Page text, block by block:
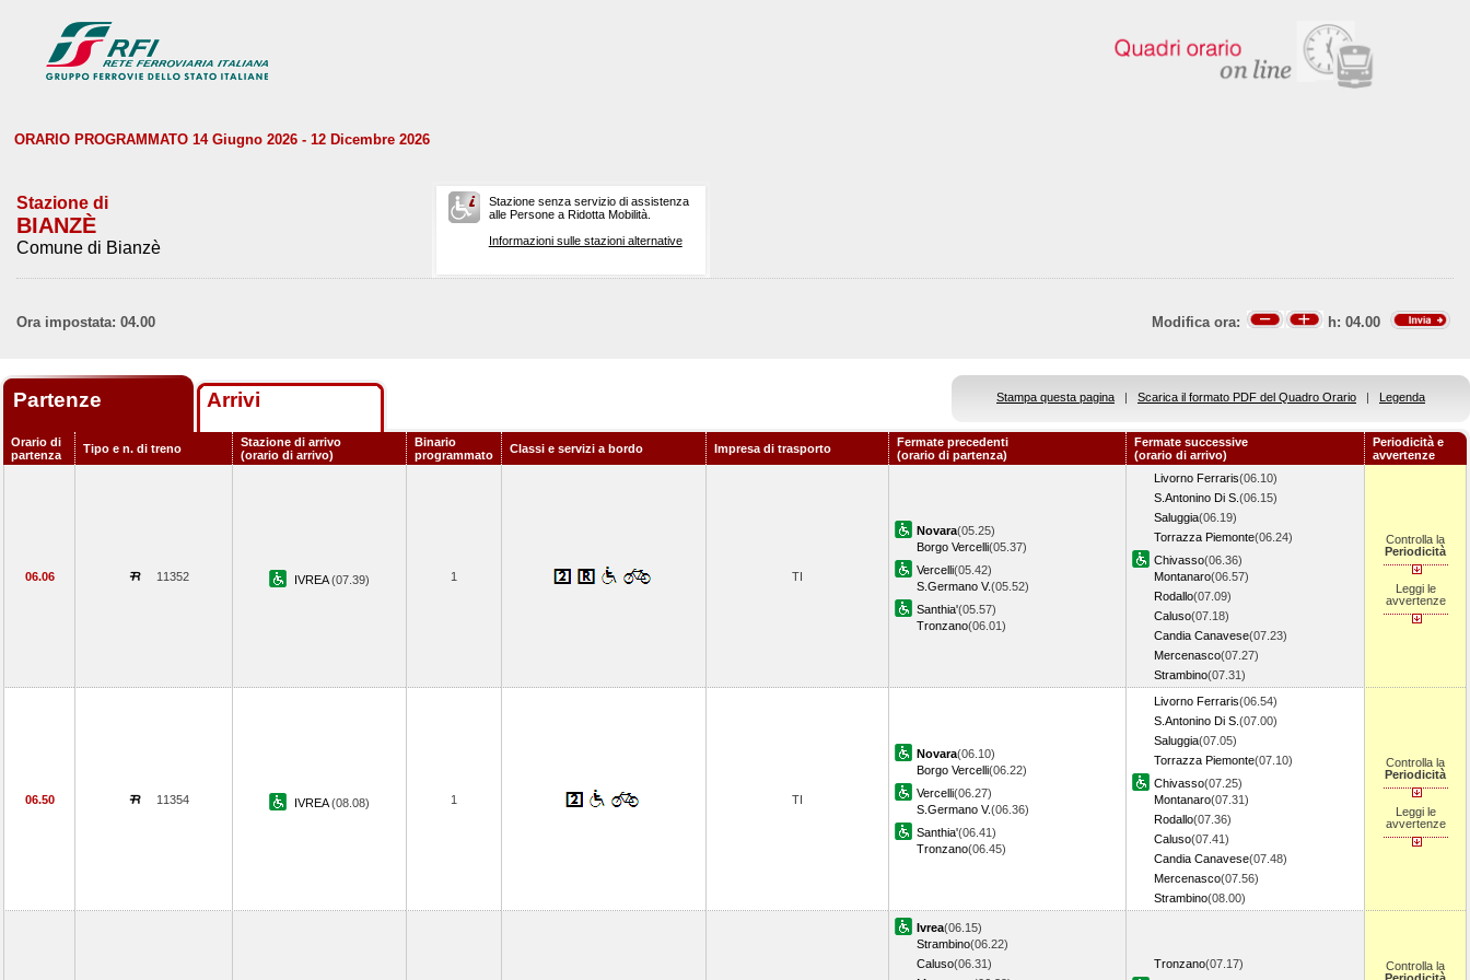
ORARIO PROGRAMMATO 14 Giugno 2026 - 12 Dicembre 2026
Stazione di
BIANZÈ
Comune di Bianzè
Stazione senza servizio di assistenza
alle Persone a Ridotta Mobilità.
Informazioni sulle stazioni alternative
Ora impostata: 04.00 Modifica ora: h: 04.00
Partenze Arrivi Stampa questa pagina | Scarica il formato PDF del Quadro Orario | Legenda
Orario di
partenza
Tipo e n. di treno
Stazione di arrivo
(orario di arrivo)
Binario
programmato
Classi e servizi a bordo Impresa di trasporto
Fermate precedenti
(orario di partenza)
Fermate successive
(orario di arrivo)
Periodicità e
avvertenze
06.06 11352 IVREA(07.39) 1 TI
Novara(05.25)
Borgo Vercelli(05.37)
Vercelli(05.42)
S.Germano V.(05.52)
Santhia'(05.57)
Tronzano(06.01)
Livorno Ferraris(06.10)
S.Antonino Di S. (06.15)
Saluggia(06.19)
Torrazza Piemonte(06.24)
Chivasso(06.36)
Montanaro(06.57)
Rodallo(07.09)
Caluso(07.18)
Candia Canavese(07.23)
Mercenasco(07.27)
Strambino(07.31)
Controlla la
Periodicità
Leggi le
avvertenze
06.50 11354 IVREA(08.08) 1 TI
Novara(06.10)
Borgo Vercelli(06.22)
Vercelli(06.27)
S.Germano V.(06.36)
Santhia'(06.41)
Tronzano(06.45)
Livorno Ferraris(06.54)
S.Antonino Di S. (07.00)
Saluggia(07.05)
Torrazza Piemonte(07.10)
Chivasso(07.25)
Montanaro(07.31)
Rodallo(07.36)
Caluso(07.41)
Candia Canavese(07.48)
Mercenasco(07.56)
Strambino(08.00)
Controlla la
Periodicità
Leggi le
avvertenze
Ivrea(06.15)
Strambino(06.22)
Caluso(06.31)
Tronzano(07.17)
Controlla la